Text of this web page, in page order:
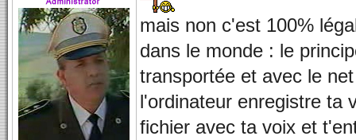
mais non c'est 100%
dans le monde : le
transportée et avec le
l'ordinateur enregistre ta
fichier avec ta voix et